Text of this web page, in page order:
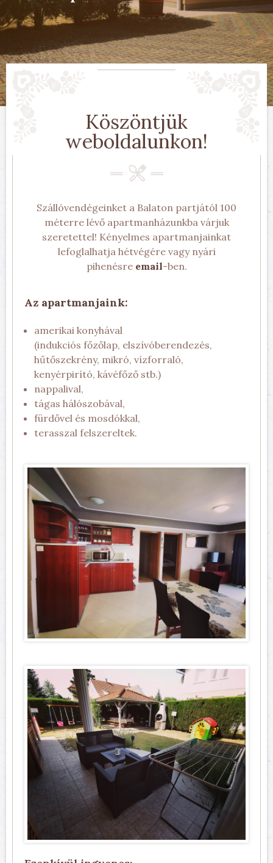
Köszöntjük
weboldalunkon!
Szállóvendégeinket a Balaton partjától 100
méterre lévő apartmanházunkba várjuk
szeretettel! Kényelmes apartmanjainkat
lefoglalhatja hétvégére vagy nyári
pihenésre email-ben.
Az apartmanjaink:
amerikai konyhával
(indukciós főzőlap, elszívóberendezés,
hűtőszekrény, mikró, vízforraló,
kenyérpirító, kávéfőző stb.)
nappalival,
tágas hálószobával,
fürdővel és mosdókkal,
terasszal felszereltek.